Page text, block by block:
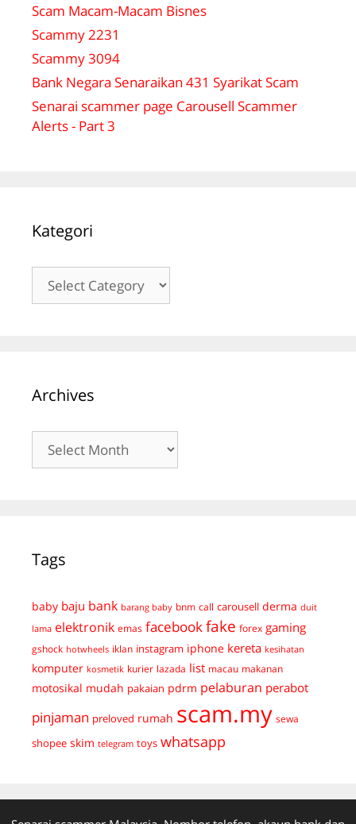
Scam Macam-Macam Bisnes
Scammy 2231
Scammy 3094
Bank Negara Senaraikan 431 Syarikat Scam
Senarai scammer page Carousell Scammer
Alerts - Part 3
Kategori
Archives
Tags
baby baju bank barang baby bnm call carousell derma duit
lama elektronik emas facebook fake forex gaming
gshock hotwheels iklan instagram iphone kereta kesihatan
komputer kosmetik kurier lazada list macau makanan
motosikal mudah pakaian pdrm pelaburan perabot
pinjaman preloved rumah scam.my sewa
shopee skim telegram toys whatsapp